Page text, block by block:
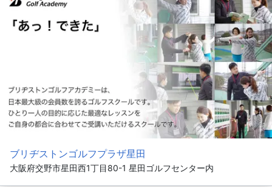
ブリヂストンゴルフプラザ星田
大阪府交野市星田西1丁目80-1 星田ゴルフセンター内